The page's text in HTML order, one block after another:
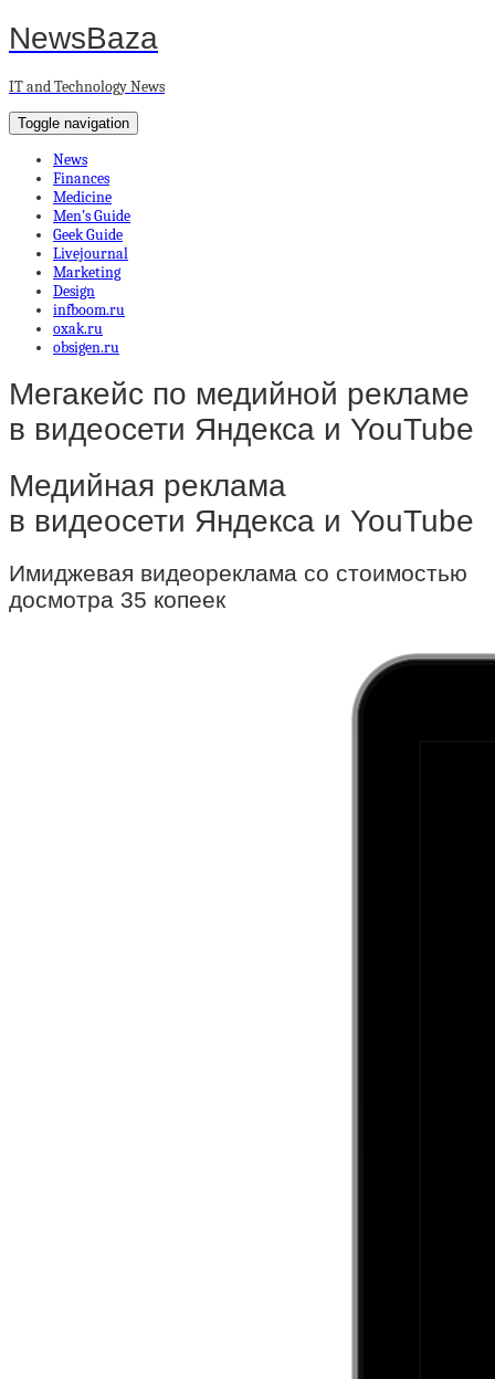
NewsBaza
IT and Technology News
Toggle navigation
News
Finances
Medicine
Men’s Guide
Geek Guide
Livejournal
Marketing
Design
infboom.ru
oxak.ru
obsigen.ru
Мегакейс по медийной рекламе
в видеосети Яндекса и YouTube
Медийная реклама
в видеосети Яндекса и YouTube
Имиджевая видеореклама со стоимостью
досмотра 35 копеек